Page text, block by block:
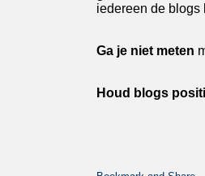
iedereen de blogs
Ga je niet meten
Houd blogs